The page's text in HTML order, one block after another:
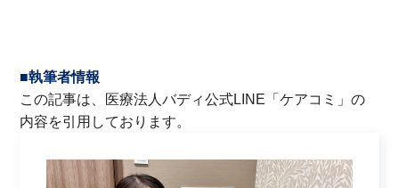
■執筆者情報
この記事は、医療法人バディ公式LINE「ケアコミ」の
内容を引用しております。